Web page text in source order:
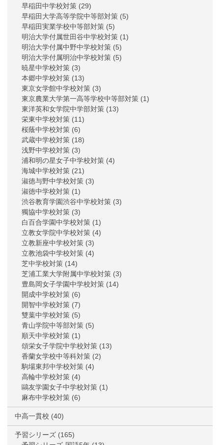
早稲田中学校対策 (29)
早稲田大学高等学院中等部対策 (5)
早稲田実業学校中等部対策 (5)
明治大学付属世田谷中学校対策 (1)
明治大学付属中野中学校対策 (5)
明治大学付属明治中学校対策 (5)
暁星中学校対策 (3)
本郷中学校対策 (13)
東京女学館中学校対策 (3)
東京農業大学第一高等学校中等部対策 (1)
東洋英和女学院中学部対策 (13)
栄東中学校対策 (11)
桜蔭中学校対策 (6)
武蔵中学校対策 (18)
浅野中学校対策 (3)
浦和明の星女子中学校対策 (4)
海城中学校対策 (21)
淑徳与野中学校対策 (3)
淑徳中学校対策 (1)
渋谷教育学園渋谷中学校対策 (3)
獨協中学校対策 (3)
白百合学園中学校対策 (1)
立教女学院中学校対策 (4)
立教新座中学校対策 (3)
立教池袋中学校対策 (4)
芝中学校対策 (14)
芝浦工業大学附属中学校対策 (3)
豊島岡女子学園中学校対策 (14)
開成中学校対策 (6)
開智中学校対策 (7)
雙葉中学校対策 (5)
青山学院中等部対策 (5)
順天中学校対策 (1)
頌栄女子学院中学校対策 (13)
香蘭女学校中等科対策 (2)
駒場東邦中学校対策 (4)
高輪中学校対策 (4)
鷗友学園女子中学校対策 (1)
麻布中学校対策 (6)
中高一貫校 (40)
予習シリーズ (165)